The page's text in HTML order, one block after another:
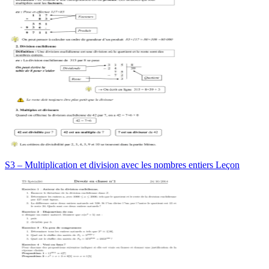
S3 – Multiplication et division avec les nombres entiers Leçon